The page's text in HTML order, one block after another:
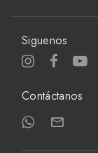
Siguenos
Contáctanos